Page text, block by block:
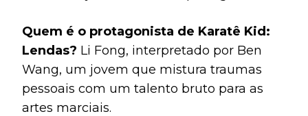
Quem é o protagonista de Karatê Kid:
Lendas? Li Fong, interpretado por Ben
Wang, um jovem que mistura traumas
pessoais com um talento bruto para as
artes marciais.